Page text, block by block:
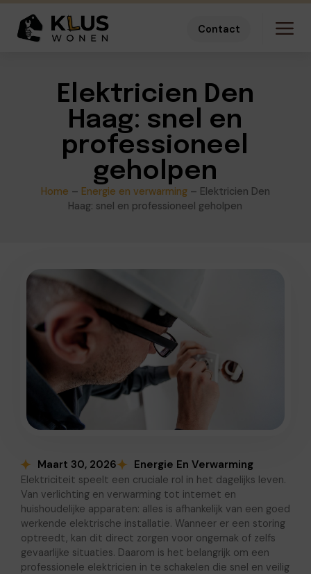
Contact
Elektricien Den
Haag: snel en
professioneel
geholpen
Home – Energie en verwarming– Elektricien Den
Haag: snel en professioneel geholpen
Maart 30, 2026 Energie En Verwarming
Elektriciteit speelt een cruciale rol in het dagelijks leven.
Van verlichting en verwarming tot internet en
huishoudelijke apparaten: alles is afhankelijk van een goed
werkende elektrische installatie. Wanneer er een storing
optreedt, kan dit direct zorgen voor ongemak of zelfs
gevaarlijke situaties. Daarom is het belangrijk om een
professionele elektricien in te schakelen die snel en veilig